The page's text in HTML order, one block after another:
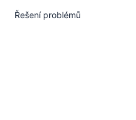
Řešení problémů